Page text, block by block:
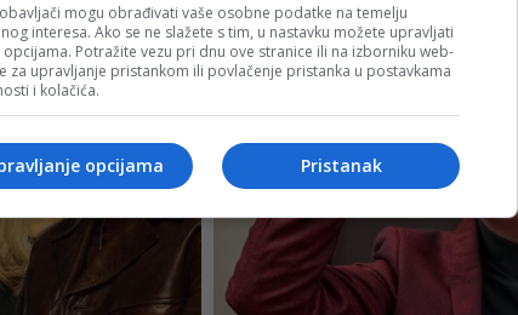
mogu obrađivati vaše osobne podatke na temelju
interesa. Ako se ne slažete s tim, u nastavku možete upravljati
opcijama. Potražite vezu pri dnu ove stranice ili na izborniku web-
za upravljanje pristankom ili povlačenje pristanka u postavkama
i kolačića.
Pristanak
opcijama